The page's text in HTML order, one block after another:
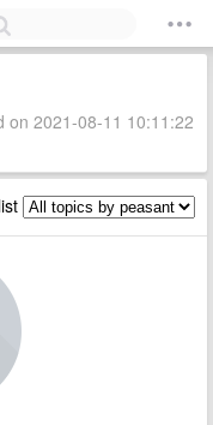
on 2021-08-11 10:11:22